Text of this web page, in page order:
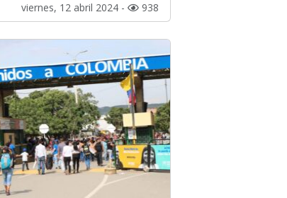
viernes, 12 abril 2024 - 938